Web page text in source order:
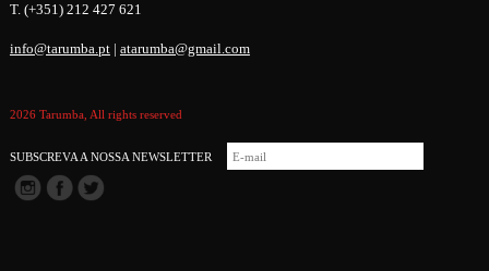
T. (+351) 212 427 621
info@tarumba.pt| atarumba@gmail.com
2026 Tarumba, All rights reserved
SUBSCREVA A NOSSA NEWSLETTER